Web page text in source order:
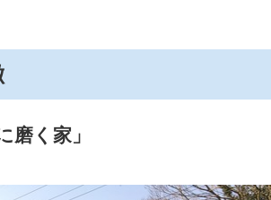
磨く家」